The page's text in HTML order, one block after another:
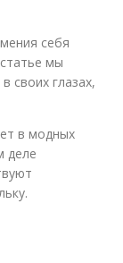
себя
мы
своих глазах,
в модных
деле